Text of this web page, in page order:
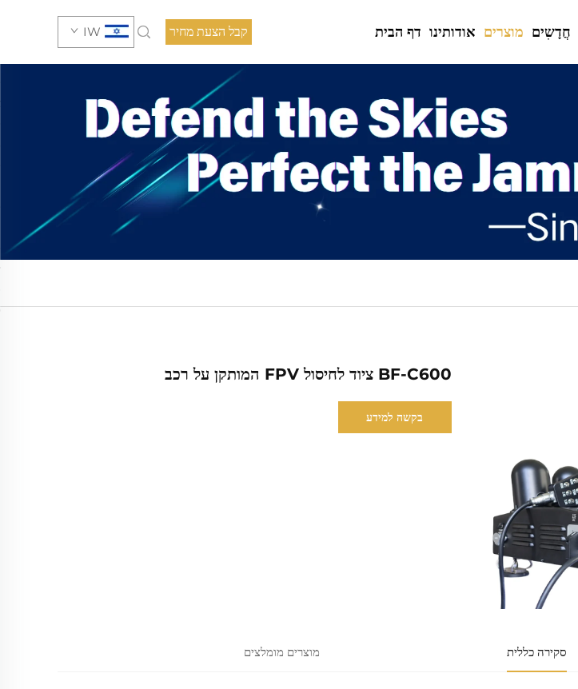
דף הבית אודותינו מוצרים חֲדָשִים קבל הצעת מחיר IW
BF-C600 ציוד לחיסול FPV המותקן על רכב
בקשה למידע
סקירה כללית מוצרים מומלצים